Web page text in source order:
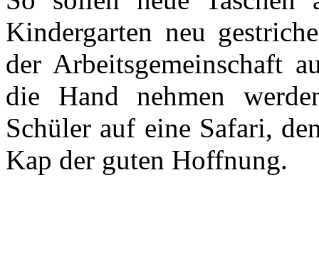
Kindergarten neu
der Arbeitsgemeinschaft
die Hand nehmen
Schüler auf eine Safari,
Kap der guten Hoffnung.